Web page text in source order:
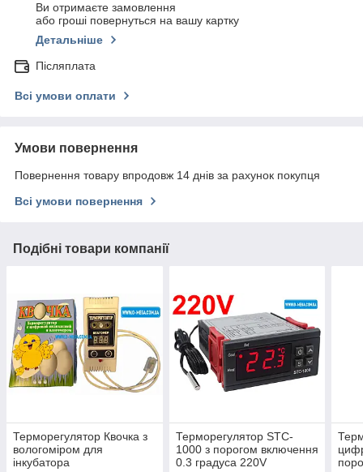
Ви отримаєте замовлення
або гроші повернуться на вашу картку
Детальніше
Післяплата
Всі умови оплати
Умови повернення
Повернення товару впродовж 14 днів за рахунок покупця
Всі умови повернення
Подібні товари компанії
Терморегулятор Квочка з
вологоміром для
інкубатора
Терморегулятор STC-
1000 з порогом включення
0.3 градуса 220V